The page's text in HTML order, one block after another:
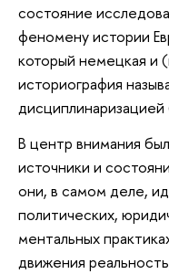
состояние
феномену истории
который немецкая и
историография
В центр внимания
источники и
они, в самом деле,
политических,
ментальных
движения